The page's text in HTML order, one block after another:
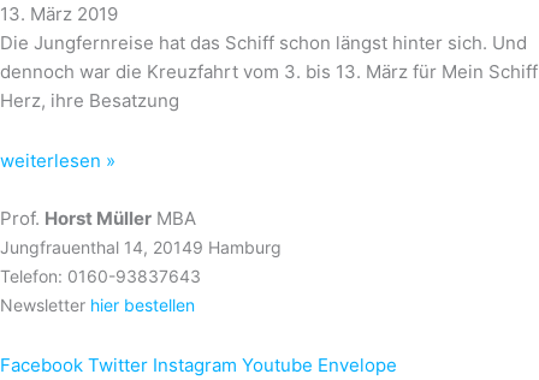
13. März 2019
Die Jungfernreise hat das Schiff schon längst hinter sich. Und
dennoch war die Kreuzfahrt vom 3. bis 13. März für Mein Schiff
Herz, ihre Besatzung
weiterlesen »
Prof. Horst Müller MBA
Jungfrauenthal 14, 20149 Hamburg
Telefon: 0160-93837643
Newsletter hier bestellen
Facebook Twitter Instagram Youtube Envelope